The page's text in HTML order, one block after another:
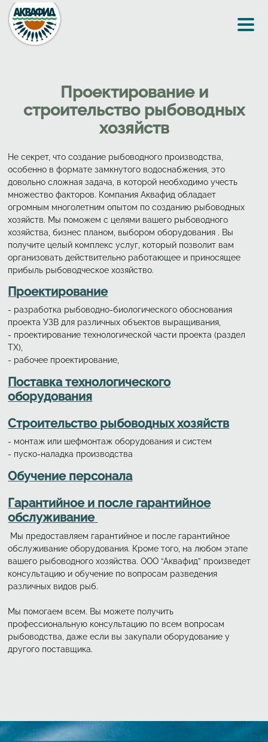
Перейти к основному содержанию
Проектирование и
строительство рыбоводных
хозяйств
Не секрет, что создание рыбоводного производства,
особенно в формате замкнутого водоснабжения, это
довольно сложная задача, в которой необходимо учесть
множество факторов. Компания Аквафид обладает
огромным многолетним опытом по созданию рыбоводных
хозяйств. Мы поможем с целями вашего рыбоводного
хозяйства, бизнес планом, выбором оборудования . Вы
получите целый комплекс услуг, который позволит вам
организовать действительно работающее и приносящее
прибыль рыбоводческое хозяйство.
Проектирование
- разработка рыбоводно-биологического обоснования
проекта УЗВ для различных объектов выращивания,
- проектирование технологической части проекта (раздел
ТХ),
- рабочее проектирование,
Поставка технологического
оборудования
Строительство рыбоводных хозяйств
- монтаж или шефмонтаж оборудования и систем
- пуско-наладка производства
Обучение персонала
Гарантийное и после гарантийное
обслуживание
Мы предоставляем гарантийное и после гарантийное
обслуживание оборудования. Кроме того, на любом этапе
вашего рыбоводного хозяйства. ООО “Аквафид” произведет
консультацию и обучение по вопросам разведения
различных видов рыб.
Мы помогаем всем. Вы можете получить
профессиональную консультацию по всем вопросам
рыбоводства, даже если вы закупали оборудование у
другого поставщика.